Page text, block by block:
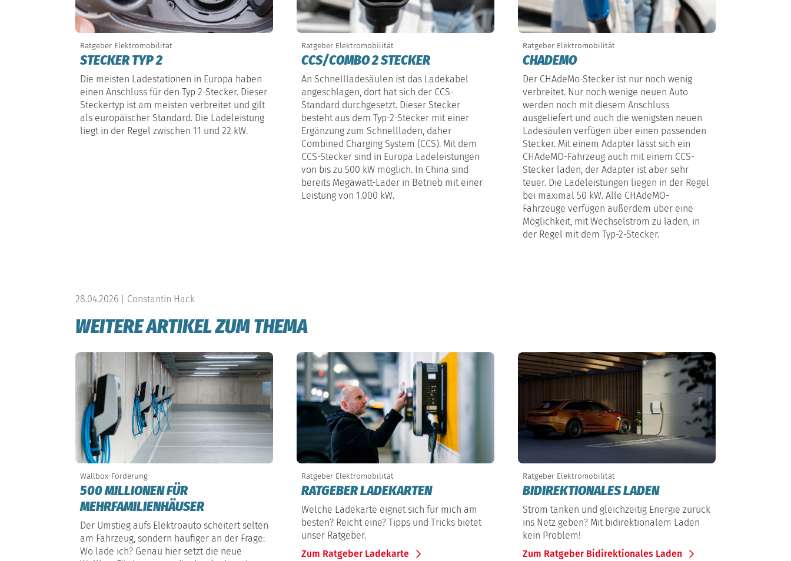
Ratgeber Elektromobilität
STECKER TYP 2
Die meisten Ladestationen in Europa haben
einen Anschluss für den Typ 2-Stecker. Dieser
Steckertyp ist am meisten verbreitet und gilt
als europäischer Standard. Die Ladeleistung
liegt in der Regel zwischen 11 und 22 kW.
Ratgeber Elektromobilität
CCS/COMBO 2 STECKER
An Schnellladesäulen ist das Ladekabel
angeschlagen, dort hat sich der CCS-
Standard durchgesetzt. Dieser Stecker
besteht aus dem Typ-2-Stecker mit einer
Ergänzung zum Schnellladen, daher
Combined Charging System (CCS). Mit dem
CCS-Stecker sind in Europa Ladeleistungen
von bis zu 500 kW möglich. In China sind
bereits Megawatt-Lader in Betrieb mit einer
Leistung von 1.000 kW.
Ratgeber Elektromobilität
CHADEMO
Der CHAdeMo-Stecker ist nur noch wenig
verbreitet. Nur noch wenige neuen Auto
werden noch mit diesem Anschluss
ausgeliefert und auch die wenigsten neuen
Ladesäulen verfügen über einen passenden
Stecker. Mit einem Adapter lässt sich ein
CHAdeMO-Fahrzeug auch mit einem CCS-
Stecker laden, der Adapter ist aber sehr
teuer. Die Ladeleistungen liegen in der Regel
bei maximal 50 kW. Alle CHAdeMO-
Fahrzeuge verfügen außerdem über eine
Möglichkeit, mit Wechselstrom zu laden, in
der Regel mit dem Typ-2-Stecker.
28.04.2026 | Constantin Hack
WEITERE ARTIKEL ZUM THEMA
Wallbox-Förderung
500 MILLIONEN FÜR
MEHRFAMILIENHÄUSER
Der Umstieg aufs Elektroauto scheitert selten
am Fahrzeug, sondern häufiger an der Frage:
Wo lade ich? Genau hier setzt die neue
Ratgeber Elektromobilität
RATGEBER LADEKARTEN
Welche Ladekarte eignet sich für mich am
besten? Reicht eine? Tipps und Tricks bietet
unser Ratgeber.
Zum Ratgeber Ladekarte
Ratgeber Elektromobilität
BIDIREKTIONALES LADEN
Strom tanken und gleichzeitig Energie zurück
ins Netz geben? Mit bidirektionalem Laden
kein Problem!
Zum Ratgeber Bidirektionales Laden